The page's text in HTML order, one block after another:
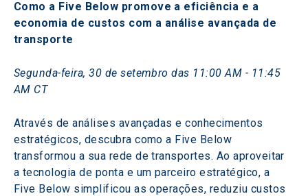
Como a Five Below promove a eficiência e a
economia de custos com a análise avançada de
transporte
Segunda-feira, 30 de setembro das 11:00 AM - 11:45
AM CT
Através de análises avançadas e conhecimentos
estratégicos, descubra como a Five Below
transformou a sua rede de transportes. Ao aproveitar
a tecnologia de ponta e um parceiro estratégico, a
Five Below simplificou as operações, reduziu custos